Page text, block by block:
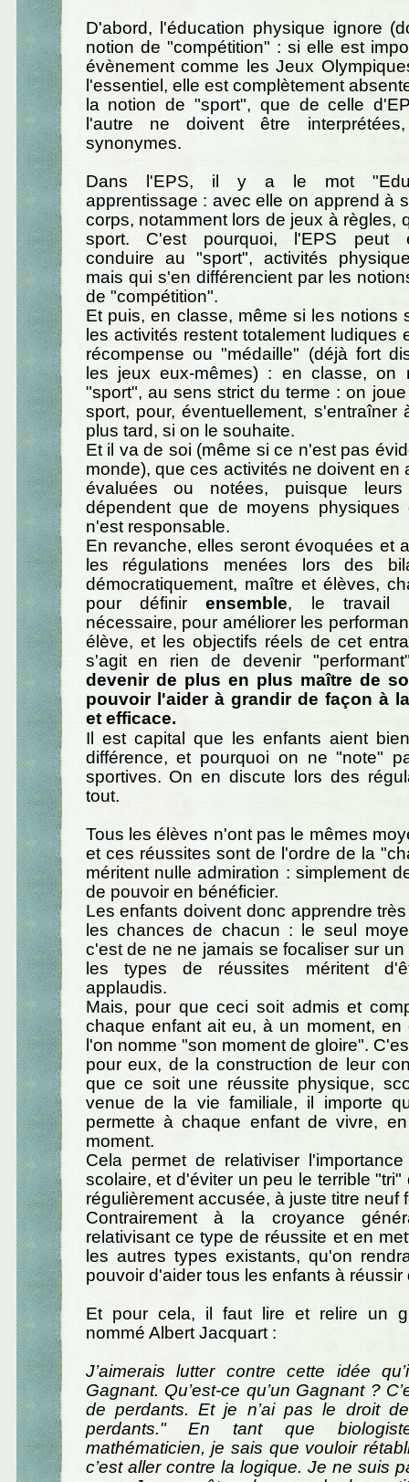
D'abord, l'éducation physique ignore
notion de "compétition" : si elle est
évènement comme les Jeux
l'essentiel, elle est complètement
la notion de "sport", que de celle
l'autre ne doivent être
synonymes.
Dans l'EPS, il y a le mot
apprentissage : avec elle on apprend à
corps, notamment lors de jeux à règles,
sport. C'est pourquoi, l'EPS peut
conduire au "sport", activités
mais qui s'en différencient par les
de "compétition".
Et puis, en classe, même si les notions
les activités restent totalement ludiques
récompense ou "médaille" (déjà fort
les jeux eux-mêmes) : en classe, on
"sport", au sens strict du terme : on
sport, pour, éventuellement, s'entraîner
plus tard, si on le souhaite.
Et il va de soi (même si ce n'est pas
monde), que ces activités ne doivent en
évaluées ou notées, puisque
dépendent que de moyens physiques
n'est responsable.
En revanche, elles seront évoquées et
les régulations menées lors des
démocratiquement, maître et élèves,
pour définirensemble, le travail
nécessaire, pour améliorer les
élève, et les objectifs réels de cet
s'agit en rien de devenir
devenir de plus en plus maître de
pouvoir l'aider à grandir de façon à
et efficace.
Il est capital que les enfants aient
différence, et pourquoi on ne "note"
sportives. On en discute lors des
tout.
Tous les élèves n'ont pas le mêmes
et ces réussites sont de l'ordre de la
méritent nulle admiration : simplement
de pouvoir en bénéficier.
Les enfants doivent donc apprendre
les chances de chacun : le seul
c'est de ne ne jamais se focaliser sur
les types de réussites méritent
applaudis.
Mais, pour que ceci soit admis et
chaque enfant ait eu, à un moment, en
l'on nomme "son moment de gloire".
pour eux, de la construction de leur
que ce soit une réussite physique,
venue de la vie familiale, il importe
permette à chaque enfant de vivre,
moment.
Cela permet de relativiser
scolaire, et d'éviter un peu le terrible
régulièrement accusée, à juste titre neuf
Contrairement à la croyance
relativisant ce type de réussite et en
les autres types existants, qu'on
pouvoir d'aider tous les enfants à réussir
Et pour cela, il faut lire et relire un
nommé Albert Jacquart :
J’aimerais lutter contre cette idée
Gagnant. Qu’est-ce qu’un Gagnant ?
de perdants. Et je n’ai pas le droit
perdants." En tant que
mathématicien, je sais que vouloir
c’est aller contre la logique. Je ne suis